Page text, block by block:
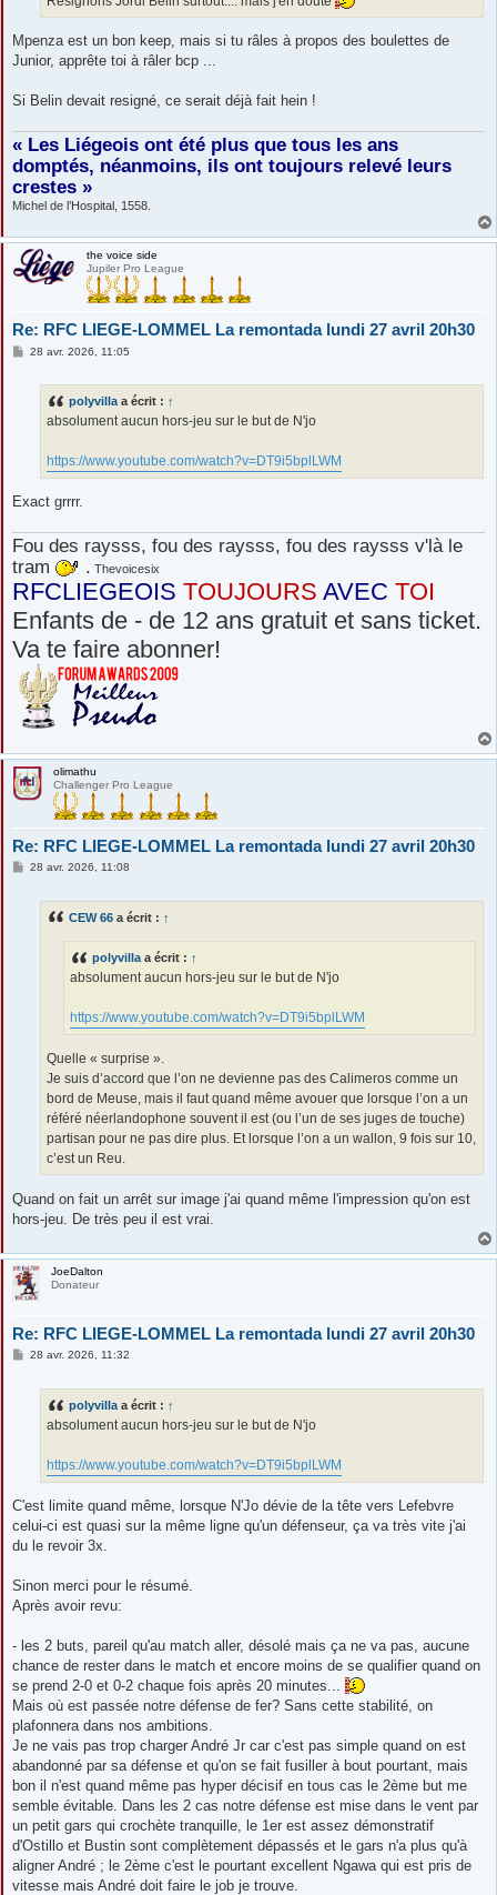
Mpenza est un bon keep, mais si tu râles à propos des boulettes de
Junior, apprête toi à râler bcp ...
Si Belin devait resigné, ce serait déjà fait hein !
« Les Liégeois ont été plus que tous les ans
domptés, néanmoins, ils ont toujours relevé leurs
crestes »
Michel de l’Hospital, 1558.
the voice side
Jupiler Pro League
Re: RFC LIEGE-LOMMEL La remontada lundi 27 avril 20h30
M28 avr. 2026, 11:05
polyvilla a écrit : ↑
absolument aucun hors-jeu sur le but de N'jo
https://www.youtube.com/watch?v=DT9i5bplLWM
Exact grrrr.
Fou des raysss, fou des raysss, fou des raysss v'là le
tram
. Thevoicesix
RFCLIEGEOIS TOUJOURS AVEC TOI
Enfants de - de 12 ans gratuit et sans ticket.
Va te faire abonner!
olimathu
Challenger Pro League
Re: RFC LIEGE-LOMMEL La remontada lundi 27 avril 20h30
M28 avr. 2026, 11:08
CEW 66 a écrit : ↑
polyvilla a écrit : ↑
absolument aucun hors-jeu sur le but de N'jo
https://www.youtube.com/watch?v=DT9i5bplLWM
Quelle « surprise ».
Je suis d’accord que l’on ne devienne pas des Calimeros comme un
bord de Meuse, mais il faut quand même avouer que lorsque l’on a un
référé néerlandophone souvent il est (ou l’un de ses juges de touche)
partisan pour ne pas dire plus. Et lorsque l’on a un wallon, 9 fois sur 10,
c’est un Reu.
Quand on fait un arrêt sur image j'ai quand même l'impression qu'on est
hors-jeu. De très peu il est vrai.
JoeDalton
Donateur
Re: RFC LIEGE-LOMMEL La remontada lundi 27 avril 20h30
M28 avr. 2026, 11:32
polyvilla a écrit : ↑
absolument aucun hors-jeu sur le but de N'jo
https://www.youtube.com/watch?v=DT9i5bplLWM
C'est limite quand même, lorsque N'Jo dévie de la tête vers Lefebvre
celui-ci est quasi sur la même ligne qu'un défenseur, ça va très vite j'ai
du le revoir 3x.
Sinon merci pour le résumé.
Après avoir revu:
- les 2 buts, pareil qu'au match aller, désolé mais ça ne va pas, aucune
chance de rester dans le match et encore moins de se qualifier quand on
se prend 2-0 et 0-2 chaque fois après 20 minutes...
Mais où est passée notre défense de fer? Sans cette stabilité, on
plafonnera dans nos ambitions.
Je ne vais pas trop charger André Jr car c'est pas simple quand on est
abandonné par sa défense et qu'on se fait fusiller à bout pourtant, mais
bon il n'est quand même pas hyper décisif en tous cas le 2ème but me
semble évitable. Dans les 2 cas notre défense est mise dans le vent par
un petit gars qui crochète tranquille, le 1er est assez démonstratif
d'Ostillo et Bustin sont complètement dépassés et le gars n'a plus qu'à
aligner André ; le 2ème c'est le pourtant excellent Ngawa qui est pris de
vitesse mais André doit faire le job je trouve.